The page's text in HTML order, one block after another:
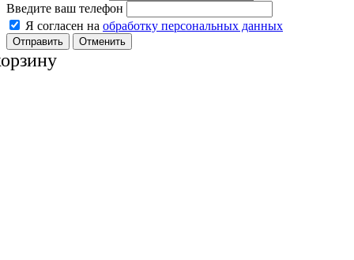
Введите ваш телефон
Я согласен на обработку персональных данных
Отменить